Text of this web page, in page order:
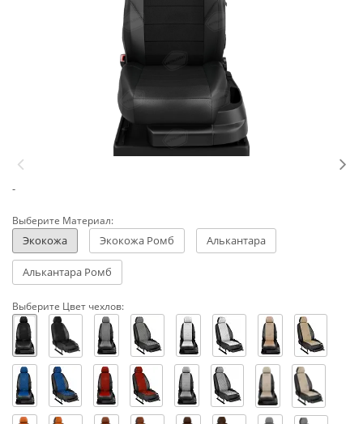
-
Выберите Материал:
Экокожа Экокожа Ромб Алькантара
Алькантара Ромб
Выберите Цвет чехлов: